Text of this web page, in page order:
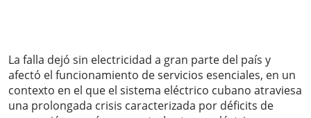
La falla dejó sin electricidad a gran parte del país y
afectó el funcionamiento de servicios esenciales, en un
contexto en el que el sistema eléctrico cubano atraviesa
una prolongada crisis caracterizada por déficits de